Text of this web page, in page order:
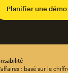
Planifier une démo
: basé sur le